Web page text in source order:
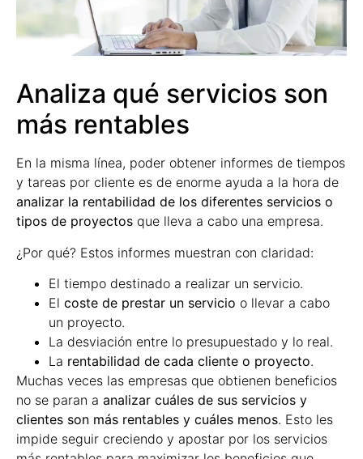
Analiza qué servicios son
más rentables
En la misma línea, poder obtener informes de tiempos
y tareas por cliente es de enorme ayuda a la hora de
analizar la rentabilidad de los diferentes servicios o
tipos de proyectos que lleva a cabo una empresa.
¿Por qué? Estos informes muestran con claridad:
El tiempo destinado a realizar un servicio.
El coste de prestar un servicio o llevar a cabo
un proyecto.
La desviación entre lo presupuestado y lo real.
La rentabilidad de cada cliente o proyecto.
Muchas veces las empresas que obtienen beneficios
no se paran a analizar cuáles de sus servicios y
clientes son más rentables y cuáles menos. Esto les
impide seguir creciendo y apostar por los servicios